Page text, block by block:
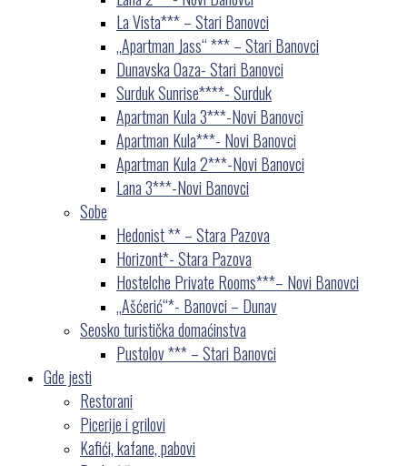
La Vista*** – Stari Banovci
„Apartman Jass“ *** – Stari Banovci
Dunavska Oaza- Stari Banovci
Surduk Sunrise****- Surduk
Apartman Kula 3***-Novi Banovci
Apartman Kula***- Novi Banovci
Apartman Kula 2***-Novi Banovci
Lana 3***-Novi Banovci
Sobe
Hedonist ** – Stara Pazova
Horizont*- Stara Pazova
Hostelche Private Rooms***– Novi Banovci
„Ašćerić“*- Banovci – Dunav
Seosko turistička domaćinstva
Pustolov *** – Stari Banovci
Gde jesti
Restorani
Picerije i grilovi
Kafići, kafane, pabovi